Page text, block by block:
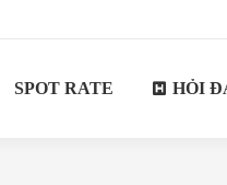
SPOT RATE HỎI